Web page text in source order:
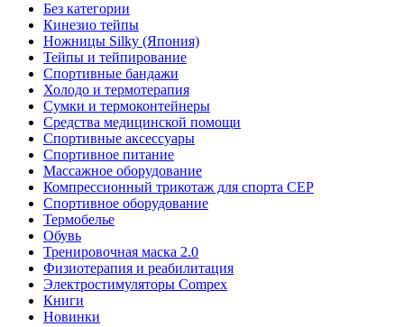
Без категории
Кинезио тейпы
Ножницы Silky (Япония)
Тейпы и тейпирование
Спортивные бандажи
Холодо и термотерапия
Сумки и термоконтейнеры
Средства медицинской помощи
Спортивные аксессуары
Спортивное питание
Массажное оборудование
Компрессионный трикотаж для спорта СЕР
Спортивное оборудование
Термобелье
Обувь
Тренировочная маска 2.0
Физиотерапия и реабилитация
Электростимуляторы Compex
Книги
Новинки